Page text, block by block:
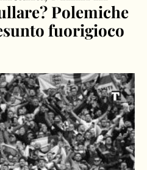
Polemiche
fuorigioco